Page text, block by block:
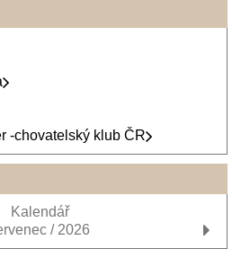
-chovatelský klub ČR
Kalendář
/ 2026